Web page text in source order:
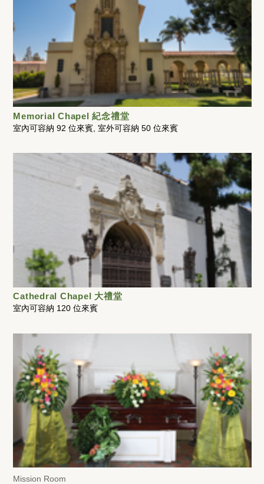
Memorial Chapel 紀念禮堂
室內可容納 92 位來賓, 室外可容納 50 位來賓
Cathedral Chapel 大禮堂
室內可容納 120 位來賓
Mission Room